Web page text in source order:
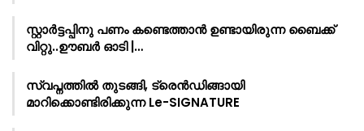
സ്റ്റാർട്ടപ്പിനു പണം കണ്ടെത്താൻ ഉണ്ടായിരുന്ന ബൈക്ക്
വിറ്റു..ഊബർ ഓടി |…
സ്വപ്നത്തിൽ തുടങ്ങി, ട്രെൻഡിങ്ങായി
മാറിക്കൊണ്ടിരിക്കുന്ന Le-SIGNATURE